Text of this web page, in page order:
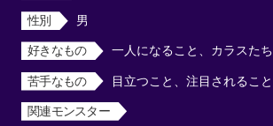
性別 男
好きなもの 一人になること、カラスたち
苦手なもの 目立つこと、注目されること
関連モンスター